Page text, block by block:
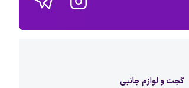
گجت و لوازم جانبی